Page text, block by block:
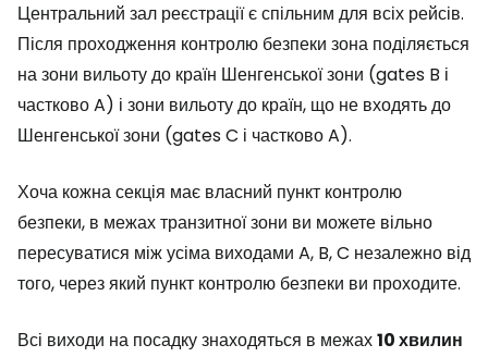
Центральний зал реєстрації є спільним для всіх рейсів.
Після проходження контролю безпеки зона поділяється
на зони вильоту до країн Шенгенської зони (gates B і
частково A) і зони вильоту до країн, що не входять до
Шенгенської зони (gatesC і частково A).
Хоча кожна секція має власний пункт контролю
безпеки, в межах транзитної зони ви можете вільно
пересуватися між усіма виходами A, B, C незалежно від
того, через який пункт контролю безпеки ви проходите.
Всі виходи на посадку знаходяться в межах10 хвилин